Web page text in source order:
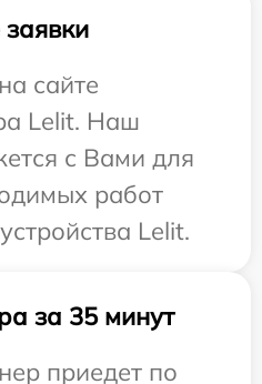
сайте
Lelit. Наш
с Вами для
работ
Lelit.
за 35 минут
приедет по